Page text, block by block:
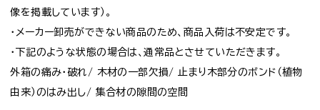
像を掲載しています）。
・メーカー卸売ができない商品のため、商品入荷は不安定です。
・下記のような状態の場合は、通常品とさせていただきます。
外箱の痛み・破れ/ 木材の一部欠損/ 止まり木部分のボンド（植物
由来）のはみ出し/ 集合材の隙間の空間